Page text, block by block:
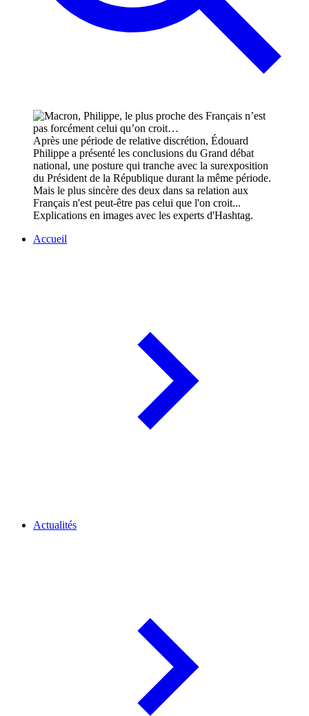
Après une période de relative discrétion, Édouard
Philippe a présenté les conclusions du Grand débat
national, une posture qui tranche avec la surexposition
du Président de la République durant la même période.
Mais le plus sincère des deux dans sa relation aux
Français n'est peut-être pas celui que l'on croit...
Explications en images avec les experts d'Hashtag.
Accueil
Actualités